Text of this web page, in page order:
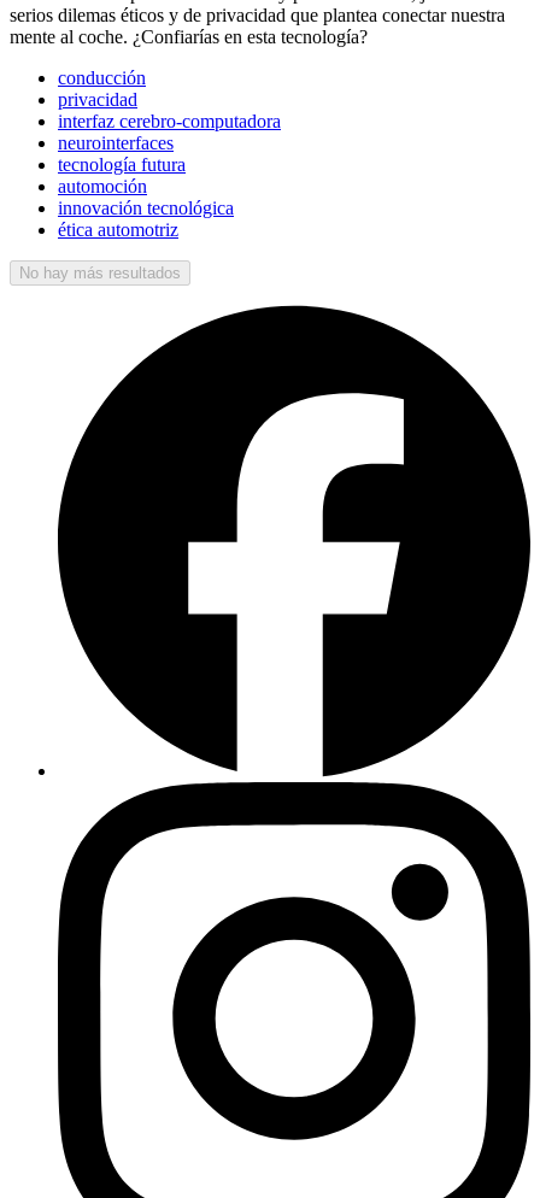
serios dilemas éticos y de privacidad que plantea conectar nuestra
mente al coche. ¿Confiarías en esta tecnología?
conducción
privacidad
interfaz cerebro-computadora
neurointerfaces
tecnología futura
automoción
innovación tecnológica
ética automotriz
No hay más resultados